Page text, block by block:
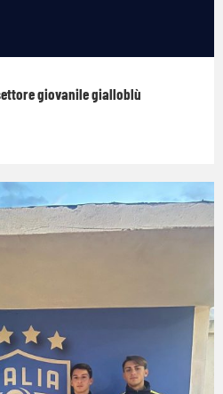
giovanile gialloblù